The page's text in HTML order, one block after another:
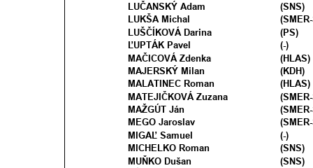
LUČANSKÝ Adam
(SNS)
LUKŠA Michal
LUŠČÍKOVÁ Darina
(PS)
ĽUPTÁK Pavel
(-)
MAČICOVÁ Zdenka
(HLAS)
MAJERSKÝ Milan
(KDH)
MALATINEC Roman
(HLAS)
MATEJIČKOVÁ Zuzana
MAŽGÚT Ján
MEGO Jaroslav
MIGAĽ Samuel
(-)
MICHELKO Roman
(SNS)
MUŇKO Dušan
(SNS)